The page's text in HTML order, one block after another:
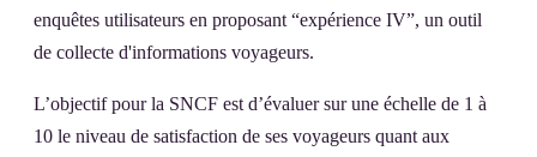
enquêtes utilisateurs en proposant “expérience IV”, un outil
de collecte d'informations voyageurs.
L’objectif pour la SNCF est d’évaluer sur une échelle de 1 à
10 le niveau de satisfaction de ses voyageurs quant aux